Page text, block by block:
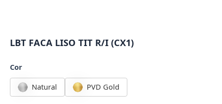
LBT FACA LISO TIT R/I (CX1)
Cor
Natural PVD Gold